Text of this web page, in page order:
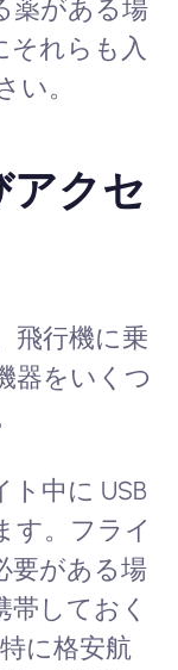
薬がある場
それらも入
い。
アクセ
飛行機に乗
器をいくつ
中に USB
す。フライ
要がある場
しておく
に格安航